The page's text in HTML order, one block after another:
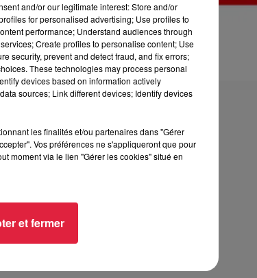
and/or our legitimate interest: Store and/or
for personalised advertising; Use profiles to
performance; Understand audiences through
Create profiles to personalise content; Use
security, prevent and detect fraud, and fix errors;
These technologies may process personal
devices based on information actively
sources; Link different devices; Identify devices
les finalités et/ou partenaires dans "Gérer
Vos préférences ne s'appliqueront que pour
moment via le lien "Gérer les cookies" situé en
et fermer